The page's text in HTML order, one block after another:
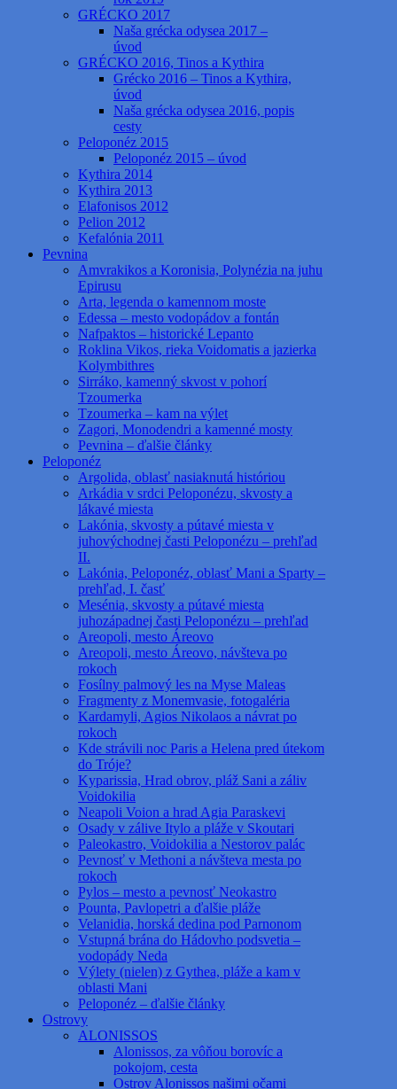
GRÉCKO 2017
Naša grécka odysea 2017 –
úvod
GRÉCKO 2016, Tinos a Kythira
Grécko 2016 – Tinos a Kythira,
úvod
Naša grécka odysea 2016, popis
cesty
Peloponéz 2015
Peloponéz 2015 – úvod
Kythira 2014
Kythira 2013
Elafonisos 2012
Pelion 2012
Kefalónia 2011
Pevnina
Amvrakikos a Koronisia, Polynézia na juhu
Epirusu
Arta, legenda o kamennom moste
Edessa – mesto vodopádov a fontán
Nafpaktos – historické Lepanto
Roklina Vikos, rieka Voidomatis a jazierka
Kolymbithres
Sirráko, kamenný skvost v pohorí
Tzoumerka
Tzoumerka – kam na výlet
Zagori, Monodendri a kamenné mosty
Pevnina – ďalšie články
Peloponéz
Argolida, oblasť nasiaknutá históriou
Arkádia v srdci Peloponézu, skvosty a
lákavé miesta
Lakónia, skvosty a pútavé miesta v
juhovýchodnej časti Peloponézu – prehľad
II.
Lakónia, Peloponéz, oblasť Mani a Sparty –
prehľad, I. časť
Mesénia, skvosty a pútavé miesta
juhozápadnej časti Peloponézu – prehľad
Areopoli, mesto Áreovo
Areopoli, mesto Áreovo, návšteva po
rokoch
Fosílny palmový les na Myse Maleas
Fragmenty z Monemvasie, fotogaléria
Kardamyli, Agios Nikolaos a návrat po
rokoch
Kde strávili noc Paris a Helena pred útekom
do Tróje?
Kyparissia, Hrad obrov, pláž Sani a záliv
Voidokilia
Neapoli Voion a hrad Agia Paraskevi
Osady v zálive Itylo a pláže v Skoutari
Paleokastro, Voidokilia a Nestorov palác
Pevnosť v Methoni a návšteva mesta po
rokoch
Pylos – mesto a pevnosť Neokastro
Pounta, Pavlopetri a ďalšie pláže
Velanidia, horská dedina pod Parnonom
Vstupná brána do Hádovho podsvetia –
vodopády Neda
Výlety (nielen) z Gythea, pláže a kam v
oblasti Mani
Peloponéz – ďalšie články
Ostrovy
ALONISSOS
Alonissos, za vôňou borovíc a
pokojom, cesta
Ostrov Alonissos našimi očami